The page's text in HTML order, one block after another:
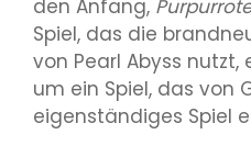
den Anfang,
Spiel, das die
von Pearl Abyss
um ein Spiel, das von
eigenständiges Spiel